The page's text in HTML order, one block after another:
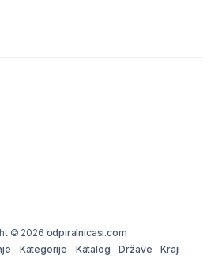
© 2026 odpiralnicasi.com
Kategorije Katalog Države
Kraji